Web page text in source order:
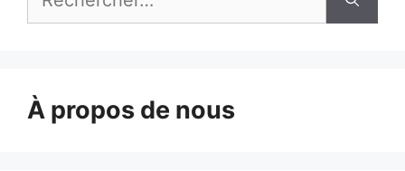
À propos de nous